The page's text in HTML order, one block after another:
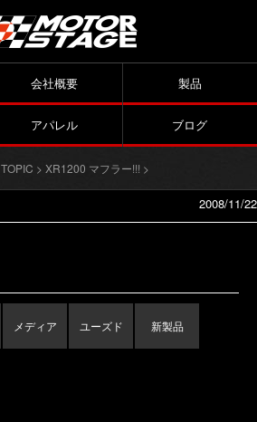
会社概要 製品
アパレル ブログ
TOPIC > XR1200 マフラー!!! >
2008/11/22
メディア ユーズド 新製品